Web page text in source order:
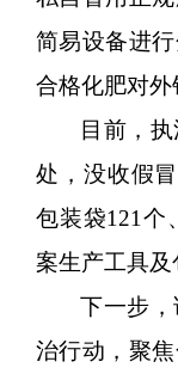
简易设备进
合格化肥对外
目前，
处，没收假
包装袋121个
案生产工具及
下一步
治行动，聚